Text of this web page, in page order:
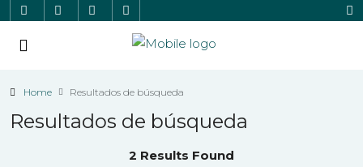
Home Resultados de búsqueda
Resultados de búsqueda
2 Results Found